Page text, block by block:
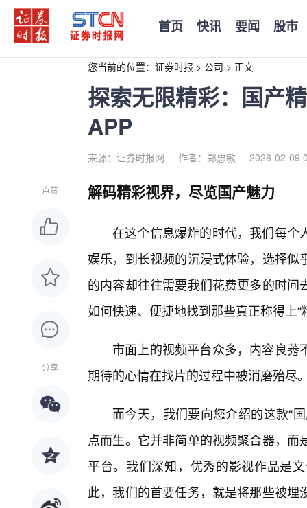
首页 快讯 要闻 股市
您当前的位置： 证券时报 > 公司 > 正文
探索无限精彩：国产
APP
来源：证券时报网 作者：郑惠敏 2026-02-09
点赞
分享
解码精彩视界，尽览国产魅力
在这个信息爆炸的时代，我们每个
娱乐，到长视频的沉浸式体验，选择
的内容却往往需要我们花费更多的时
如何快速、便捷地找到那些真正称得上
市面上的视频平台众多，内容良
期待的心情在找片的过程中被消磨殆尽
而今天，我们要向您介绍的这款“
点而生。它并非简单的视频聚合器，
平台。我们深知，优秀的影视作品是
此，我们的首要任务，就是将那些被